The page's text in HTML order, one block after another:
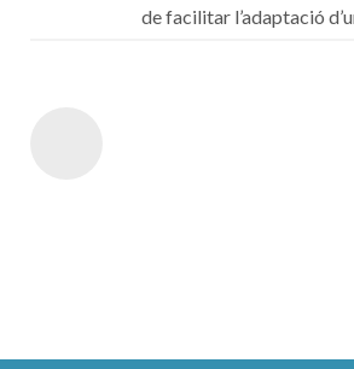
de facilitar l’adaptació